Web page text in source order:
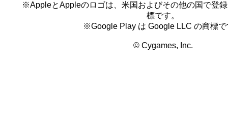
※AppleとAppleのロゴは、米国およびその他の国で登
標です。
※Google Play は Google LLC の商標で
© Cygames, Inc.